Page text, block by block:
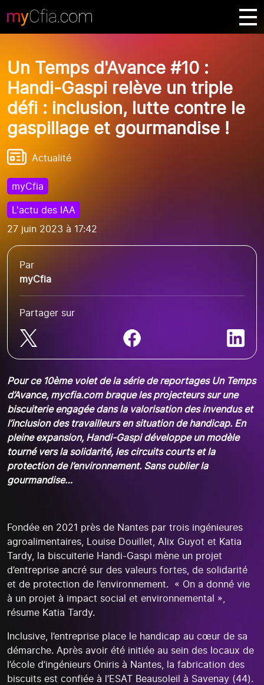
Un Temps d'Avance #10 :
Handi-Gaspi relève un triple
défi : inclusion, lutte contre le
gaspillage et gourmandise !
Actualité
myCfia
L'actu des IAA
27 juin 2023 à 17:42
Par
myCfia
Partager sur
Pour ce 10ème volet de la série de reportages Un Temps
d’Avance, mycfia.com braque les projecteurs sur une
biscuiterie engagée dans la valorisation des invendus et
l’inclusion des travailleurs en situation de handicap. En
pleine expansion, Handi-Gaspi développe un modèle
tourné vers la solidarité, les circuits courts et la
protection de l’environnement. Sans oublier la
gourmandise…
Fondée en 2021 près de Nantes par trois ingénieures
agroalimentaires, Louise Douillet, Alix Guyot et Katia
Tardy, la biscuiterie Handi-Gaspi mène un projet
d’entreprise ancré sur des valeurs fortes, de solidarité
et de protection de l’environnement. « On a donné vie
à un projet à impact social et environnemental »,
résume Katia Tardy.
Inclusive, l’entreprise place le handicap au cœur de sa
démarche. Après avoir été initiée au sein des locaux de
l’école d’ingénieurs Oniris à Nantes, la fabrication des
biscuits est confiée à l’ESAT Beausoleil à Savenay (44).